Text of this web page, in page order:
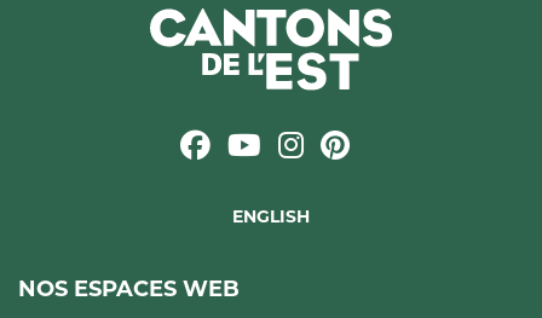
ENGLISH
NOS ESPACES WEB